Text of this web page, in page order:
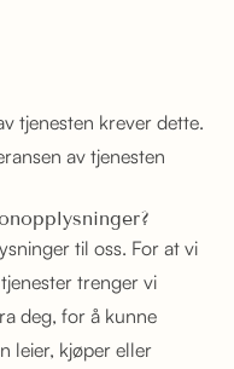
tjenesten krever dette.
av tjenesten
til oss. For at vi
trenger vi
deg, for å kunne
leier, kjøper eller